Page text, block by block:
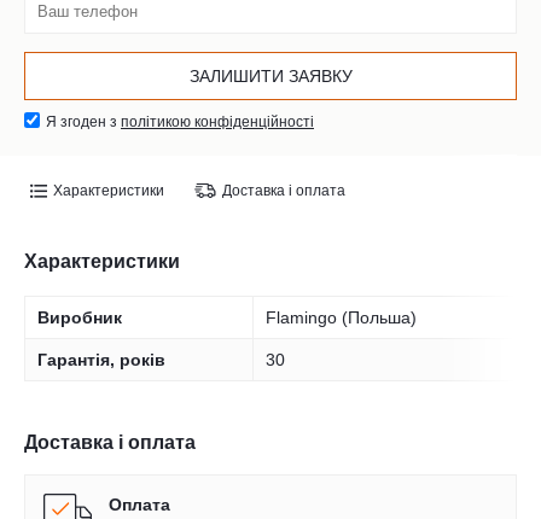
Я згоден з політикою конфіденційності
Характеристики Доставка і оплата
Характеристики
Виробник Flamingo (Польша)
Гарантія, років 30
Доставка і оплата
Оплата